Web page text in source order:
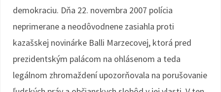
demokraciu. Dňa 22. novembra 2007 polícia
neprimerane a neodôvodnene zasiahla proti
kazašskej novinárke Balli Marzecovej, ktorá pred
prezidentským palácom na ohlásenom a teda
legálnom zhromaždení upozorňovala na porušovanie